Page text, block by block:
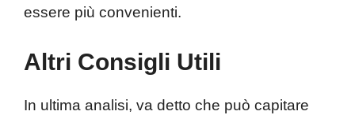
essere più convenienti.
Altri Consigli Utili
In ultima analisi, va detto che può capitare